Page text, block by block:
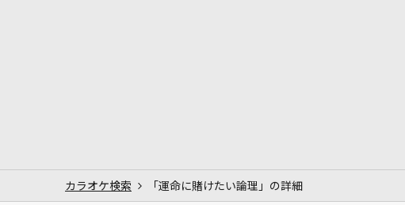
カラオケ検索 「運命に賭けたい論理」の詳細